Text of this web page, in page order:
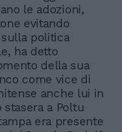
le adozioni,
evitando
politica
ha detto
della sua
come vice di
anche lui in
stasera a Poltu
era presente